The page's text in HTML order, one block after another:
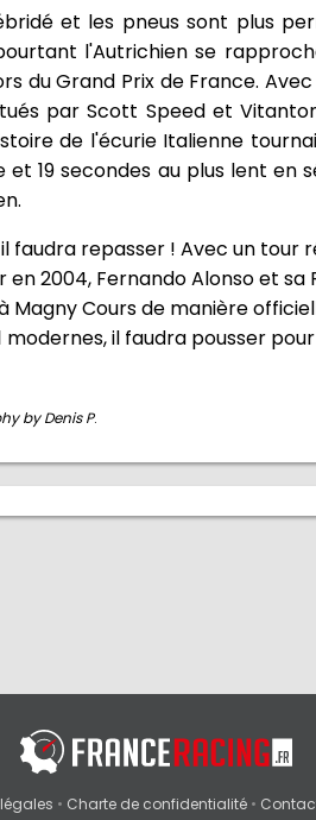
et les pneus sont plus
l'Autrichien se
du Grand Prix de France. Avec
par Scott Speed et
de l'écurie Italienne
19 secondes au plus lent en
repasser ! Avec un tour
2004, Fernando Alonso et sa
Magny Cours de manière
il faudra pousser
by Denis P.
• Charte de confidentialité•